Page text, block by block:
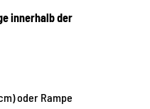
innerhalb der
oder Rampe